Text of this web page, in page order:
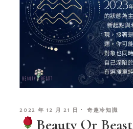
2022 年 12 月 21 日 奇趣冷知識
Beauty Or Beast